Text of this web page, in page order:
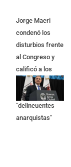
Jorge Macri
condenó los
disturbios frente
al Congreso y
calificó a los
responsables
como
"delincuentes
anarquistas"